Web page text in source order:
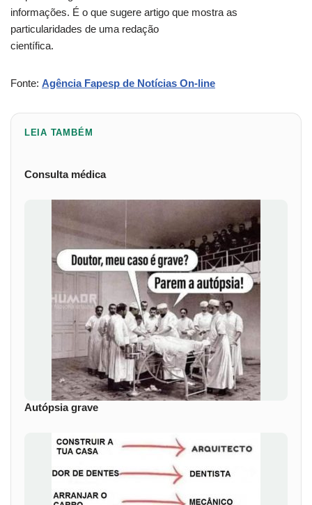
informações. É o que sugere artigo que mostra as
particularidades de uma redação
científica.
Fonte: Agência Fapesp de Notícias On-line
LEIA TAMBÉM
Consulta médica
Autópsia grave